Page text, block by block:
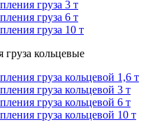
груза 3 т
груза 6 т
груза 10 т
кольцевые
груза кольцевой 1,6 т
груза кольцевой 3 т
груза кольцевой 6 т
груза кольцевой 10 т